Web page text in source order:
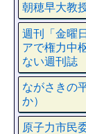
朝穂早大教
週刊「金曜
アで権力中
ない週刊誌
ながさきの
か）
原子力市民